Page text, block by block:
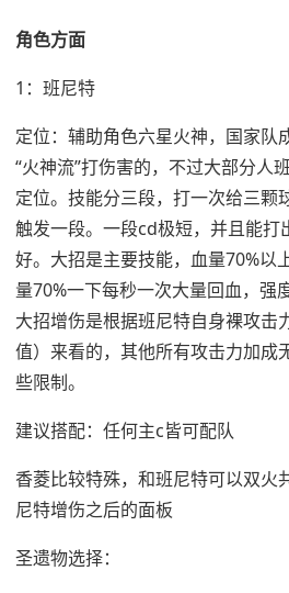
角色方面
1：班尼特
定位：辅助角色六星火神，国家队
“火神流”打伤害的，不过大部分人
定位。技能分三段，打一次给三颗
触发一段。一段cd极短，并且能打
好。大招是主要技能，血量70%以
量70%一下每秒一次大量回血，强
大招增伤是根据班尼特自身裸攻击
值）来看的，其他所有攻击力加成
些限制。
建议搭配：任何主c皆可配队
香菱比较特殊，和班尼特可以双火
尼特增伤之后的面板
圣遗物选择：